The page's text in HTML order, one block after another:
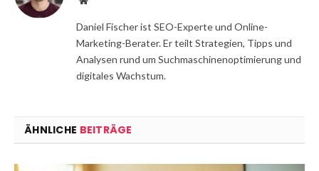
Daniel Fischer ist SEO-Experte und Online-
Marketing-Berater. Er teilt Strategien, Tipps und
Analysen rund um Suchmaschinenoptimierung und
digitales Wachstum.
ÄHNLICHE BEITRÄGE